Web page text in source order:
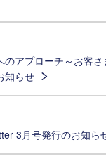
のアプローチ～お客
知らせ
3月号発行のお知ら